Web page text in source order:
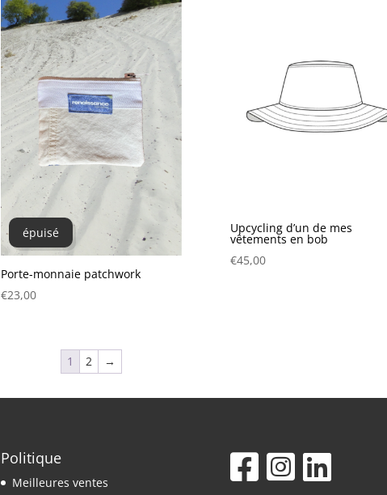
épuisé
Porte-monnaie patchwork
€23,00
Upcycling d’un de mes
vêtements en bob
€45,00
1 2 →
Politique
Meilleures ventes